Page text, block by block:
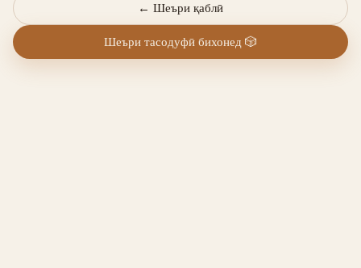
← Шеъри қаблӣ
Шеъри тасодуфӣ бихонед 🎲